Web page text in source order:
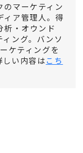
マーケティン
ィア管理人。得
析・オウンド
ング。バンソ
ケティングを
い内容はこち